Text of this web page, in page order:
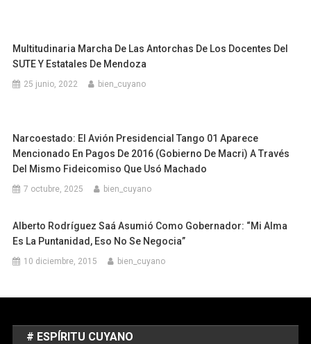
Multitudinaria Marcha De Las Antorchas De Los Docentes Del
SUTE Y Estatales De Mendoza
25 junio, 2022 bien_cuyano
Narcoestado: El Avión Presidencial Tango 01 Aparece
Mencionado En Pagos De 2016 (Gobierno De Macri) A Través
Del Mismo Fideicomiso Que Usó Machado
7 octubre, 2025 bien_cuyano
Alberto Rodríguez Saá Asumió Como Gobernador: “Mi Alma
Es La Puntanidad, Eso No Se Negocia”
10 diciembre, 2015 bien_cuyano
# ESPÍRITU CUYANO